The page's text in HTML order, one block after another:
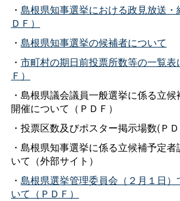
・ 島根県知事選挙における政見放送・
ＤＦ）
・ 島根県知事選挙の候補者について
・ 市町村の期日前投票所数等の一覧表
Ｆ）
・島根県議会議員一般選挙に係る立
開催について（ＰＤＦ）
・投票区数及びポスター掲示場数(ＰＤ
・島根県知事選挙に係る立候補予定
いて（外部サイト）
・ 島根県選挙管理委員会（２月１日
いて（ＰＤＦ）